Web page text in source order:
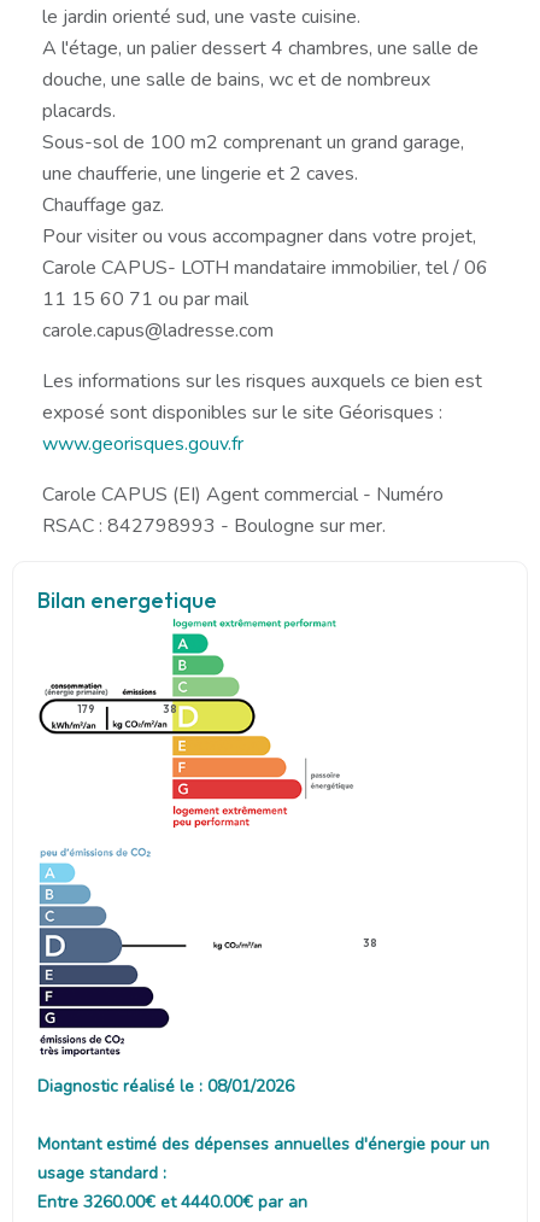
le jardin orienté sud, une vaste cuisine.
A l'étage, un palier dessert 4 chambres, une salle de
douche, une salle de bains, wc et de nombreux
placards.
Sous-sol de 100 m2 comprenant un grand garage,
une chaufferie, une lingerie et 2 caves.
Chauffage gaz.
Pour visiter ou vous accompagner dans votre projet,
Carole CAPUS- LOTH mandataire immobilier, tel / 06
11 15 60 71 ou par mail
carole.capus@ladresse.com
Les informations sur les risques auxquels ce bien est
exposé sont disponibles sur le site Géorisques :
www.georisques.gouv.fr
Carole CAPUS (EI) Agent commercial - Numéro
RSAC : 842798993 - Boulogne sur mer.
Bilan energetique
179 38
38
Diagnostic réalisé le : 08/01/2026
Montant estimé des dépenses annuelles d'énergie pour un
usage standard :
Entre 3260.00€ et 4440.00€ par an